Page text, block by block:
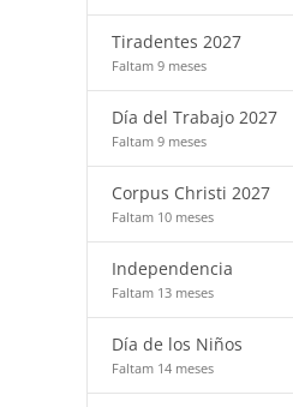
Tiradentes 2027
Faltam 9 meses
Día del Trabajo 2027
Faltam 9 meses
Corpus Christi 2027
Faltam 10 meses
Independencia
Faltam 13 meses
Día de los Niños
Faltam 14 meses